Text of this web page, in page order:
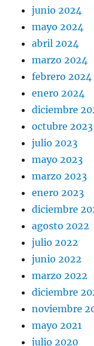
junio 2024
mayo 2024
abril 2024
marzo 2024
febrero 2024
enero 2024
diciembre
octubre 2023
julio 2023
mayo 2023
marzo 2023
enero 2023
diciembre
agosto 2022
julio 2022
junio 2022
marzo 2022
diciembre
noviembre
mayo 2021
julio 2020